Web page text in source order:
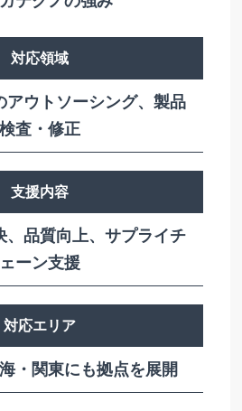
対応領域
アウトソーシング、製品
検査・修正
支援内容
、品質向上、サプライチ
ェーン支援
対応エリア
・関東にも拠点を展開